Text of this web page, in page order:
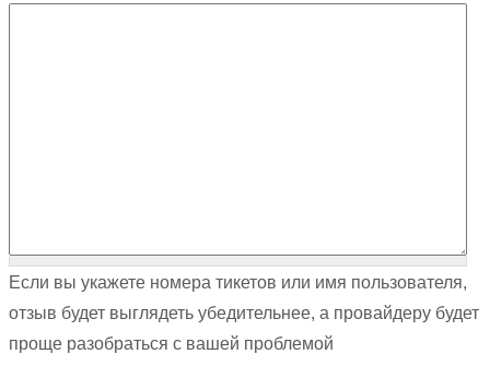
Если вы укажете номера тикетов или имя пользователя,
отзыв будет выглядеть убедительнее, а провайдеру будет
проще разобраться с вашей проблемой